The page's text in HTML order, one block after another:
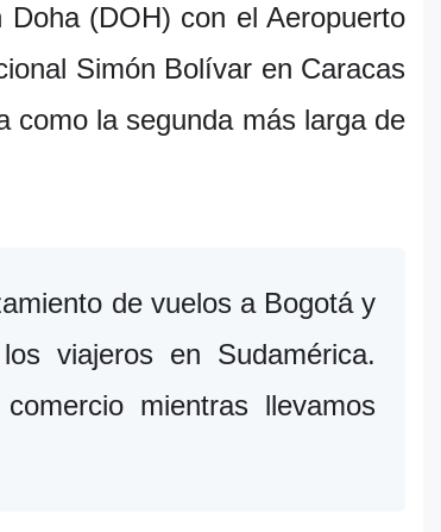
(DOH) con el Aeropuerto
Simón Bolívar en Caracas
como la segunda más larga de
de vuelos a Bogotá y
viajeros en Sudamérica.
mientras llevamos